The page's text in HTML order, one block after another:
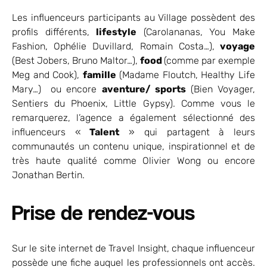
Les influenceurs participants au Village possèdent des
profils différents, lifestyle (Carolananas, You Make
Fashion, Ophélie Duvillard, Romain Costa…), voyage
(Best Jobers, Bruno Maltor…), food (comme par exemple
Meg and Cook), famille (Madame Floutch, Healthy Life
Mary…) ou encore aventure/ sports(Bien Voyager,
Sentiers du Phoenix, Little Gypsy). Comme vous le
remarquerez, l’agence a également sélectionné des
influenceurs « Talent » qui partagent à leurs
communautés un contenu unique, inspirationnel et de
très haute qualité comme Olivier Wong ou encore
Jonathan Bertin.
Prise de rendez-vous
Sur le site internet de Travel Insight, chaque influenceur
possède une fiche auquel les professionnels ont accès.